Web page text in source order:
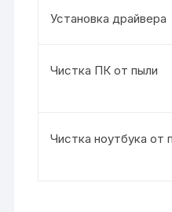
Установка драйвера
Чистка ПК от пыли
Чистка ноутбука от